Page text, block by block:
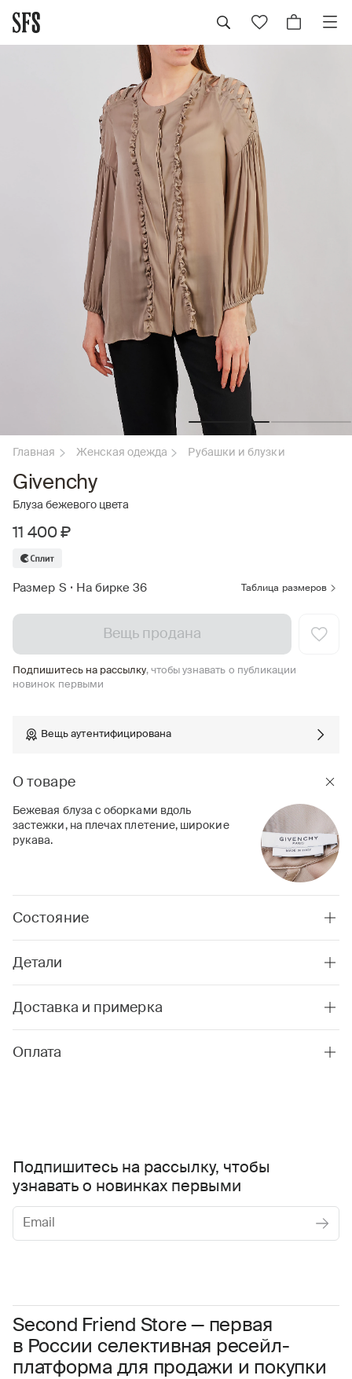
Главная Женская одежда Рубашки и блузки
Givenchy
Блуза бежевого цвета
11 400 ₽
Размер S • На бирке 36 Таблица размеров
Вещь продана
Подпишитесь на рассылку, чтобы узнавать о публикации
новинок первыми
Вещь аутентифицирована
О товаре
Бежевая блуза с оборками вдоль
застежки, на плечах плетение, широкие
рукава.
Состояние
Детали
Доставка и примерка
Оплата
Second Friend Store — первая
в России селективная ресейл-
платформа для продажи и покупки
Подпишитесь на рассылку, чтобы
узнавать о новинках первыми
Соглашаюсь с условиями Пользовательского соглашения
Даю согласие на получение рекламной информации.